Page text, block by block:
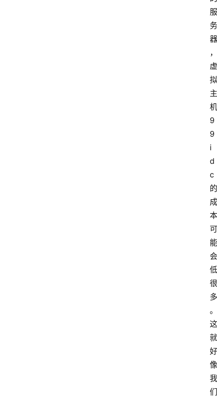
服
务
器
，
虚
拟
主
机
9
9
i
d
c
的
成
本
可
能
会
低
很
多
。
这
就
好
像
我
们